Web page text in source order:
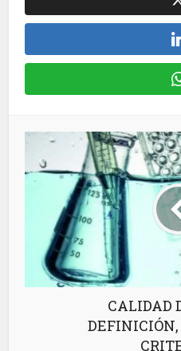
CALIDAD
DEFINICIÓN,